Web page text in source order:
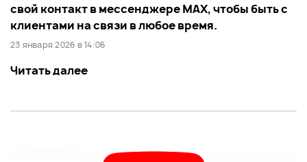
свой контакт в мессенджере MAX, чтобы быть с
клиентами на связи в любое время.
23 января 2026 в 14:06
Читать далее